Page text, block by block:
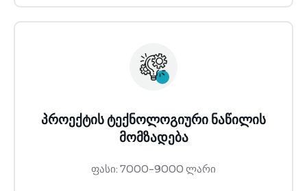
პროექტის ტექნოლოგიური ნაწილის
მომზადება
ფასი: 7000-9000 ლარი